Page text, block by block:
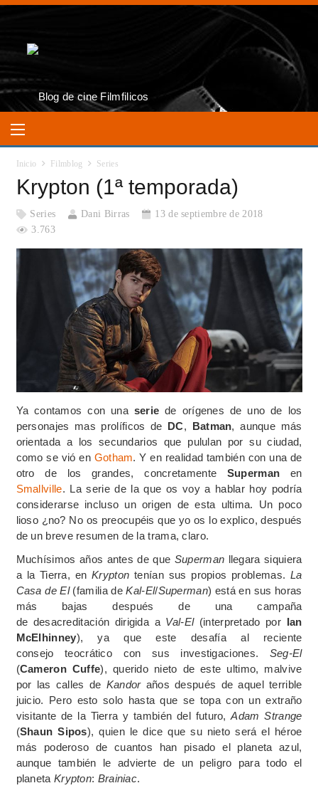
Inicio Filmblog Series
Krypton (1ª temporada)
Series Dani Birras
13 de septiembre de 2018
3.763
Ya contamos con una serie de orígenes de uno de los
personajes mas prolíficos de DC, Batman, aunque más
orientada a los secundarios que pululan por su ciudad,
como se vió en Gotham. Y en realidad también con una de
otro de los grandes, concretamente Superman en
Smallville. La serie de la que os voy a hablar hoy podría
considerarse incluso un origen de esta ultima. Un poco
lioso ¿no? No os preocupéis que yo os lo explico, después
de un breve resumen de la trama, claro.
Muchísimos años antes de que Superman llegara siquiera
a la Tierra, enKrypton tenían sus propios problemas. La
Casa de El(familia deKal-El/Superman) está en sus horas
más bajas después de una campaña
de desacreditación dirigida a Val-El(interpretado por Ian
McElhinney), ya que este desafía al reciente
consejo teocrático con sus investigaciones. Seg-El
(Cameron Cuffe), querido nieto de este ultimo, malvive
por las calles de Kandoraños después de aquel terrible
juicio. Pero esto solo hasta que se topa con un extraño
visitante de la Tierra y también del futuro,Adam Strange
(Shaun Sipos), quien le dice que su nieto será el héroe
más poderoso de cuantos han pisado el planeta azul,
aunque también le advierte de un peligro para todo el
planeta Krypton: Brainiac.